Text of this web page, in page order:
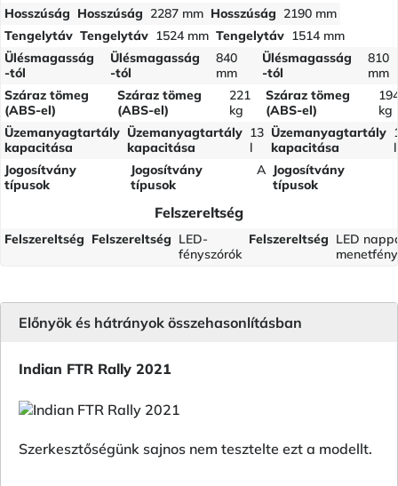
Hosszúság Hosszúság 2287 mm Hosszúság 2190 mm
Tengelytáv Tengelytáv 1524 mm Tengelytáv 1514 mm
Ülésmagasság
-tól
Ülésmagasság
-tól
840
mm
Ülésmagasság
-tól
810
mm
Száraz tömeg
(ABS-el)
Száraz tömeg
(ABS-el)
221
kg
Száraz tömeg
(ABS-el)
kg
Üzemanyagtartály
kapacitása
Üzemanyagtartály
kapacitása
13
l
Üzemanyagtartály
kapacitása
l
Jogosítvány
típusok
Jogosítvány
típusok
A Jogosítvány
típusok
Felszereltség
Felszereltség Felszereltség LED-
fényszórók
Felszereltség LED
Előnyök és hátrányok összehasonlításban
Indian FTR Rally 2021
Szerkesztőségünk sajnos nem tesztelte ezt a modellt.